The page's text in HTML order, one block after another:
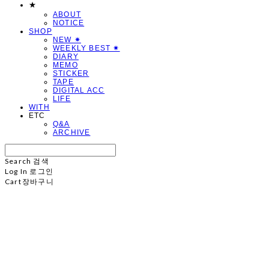
★
ABOUT
NOTICE
SHOP
NEW ✷
WEEKLY BEST ✷
DIARY
MEMO
STICKER
TAPE
DIGITAL ACC
LIFE
WITH
ETC
Q&A
ARCHIVE
Search 검색
Log In 로그인
Cart 장바구니